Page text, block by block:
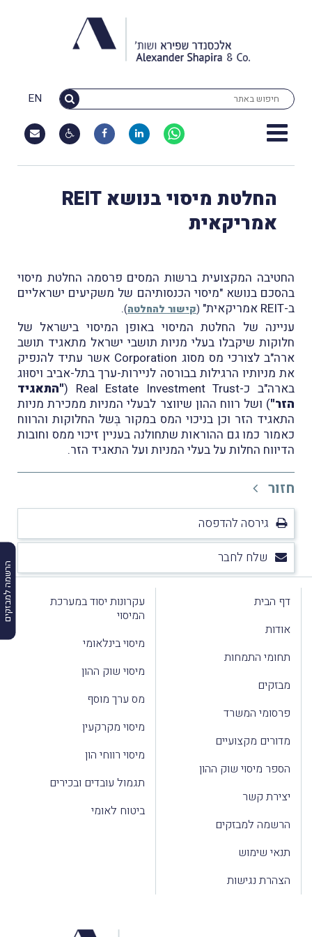
EN
הרשמה למבזקים
החלטת מיסוי בנושא REIT
אמריקאית
החטיבה המקצועית ברשות המסים פרסמה החלטת מיסוי
בהסכם בנושא "מיסוי הכנסותיהם של משקיעים ישראליים
ב-REIT אמריקאית"
(קישור להחלטה)
.
עניינה של החלטת המיסוי באופן המיסוי בישראל של
חלוקות שיקבלו בעלי מניות תושבי ישראל מתאגיד תושב
ארה"ב לצורכי מס מסוג Corporation אשר עתיד להנפיק
את מניותיו הרגילות בבורסה לניירות-ערך בתל-אביב ויסוּוג
בארה"ב כ-Real Estate Investment Trust (
"התאגיד
הזר") ושל רווח ההון שיווצר לבעלי המניות ממכירת מניות
התאגיד הזר וכן בניכוי המס במקור בְּשל החלוקות והרווח
כאמור כמו גם ההוראות שתחולנה בעניין זיכוי ממס וחובות
הדיווח החלות על בעלי המניות ועל התאגיד הזר.
חזור
גירסה להדפסה
שלח לחבר
דף הבית
אודות
תחומי התמחות
מבזקים
פרסומי המשרד
מדורים מקצועיים
הספר מיסוי שוק ההון
יצירת קשר
הרשמה למבזקים
תנאי שימוש
הצהרת נגישות
עקרונות יסוד במערכת
המיסוי
מיסוי בינלאומי
מיסוי שוק ההון
מס ערך מוסף
מיסוי מקרקעין
מיסוי רווחי הון
תגמול עובדים ובכירים
ביטוח לאומי